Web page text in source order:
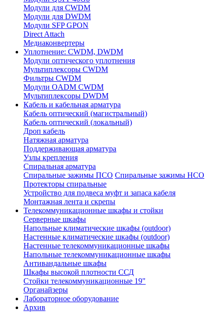
Модули для CWDM
Модули для DWDM
Модули SFP GPON
Direct Attach
Медиаконвертеры
Уплотнение: CWDM, DWDM
Модули оптического уплотнения
Мультиплексоры CWDM
Фильтры CWDM
Модули OADM CWDM
Мультиплексоры DWDM
Кабель и кабельная арматура
Кабель оптический (магистральный)
Кабель оптический (локальный)
Дроп кабель
Натяжная арматура
Поддерживающая арматура
Узлы крепления
Спиральная арматура
Спиральные зажимы ПСО Спиральные зажимы НСО
Протекторы спиральные
Устройство для подвеса муфт и запаса кабеля
Монтажная лента и скрепы
Телекоммуникационные шкафы и стойки
Серверные шкафы
Напольные климатические шкафы (outdoor)
Настенные климатические шкафы (outdoor)
Настенные телекоммуникационные шкафы
Напольные телекоммуникационные шкафы
Антивандальные шкафы
Шкафы высокой плотности ССД
Стойки телекоммуникационные 19"
Органайзеры
Лабораторное оборудование
Архив